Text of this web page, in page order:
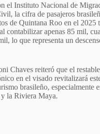
el Instituto Nacional de
la cifra de pasajeros
de Quintana Roo en el 2025
contabilizar apenas 85 mil,
lo que representa un
Chaves reiteró que el
en el visado revitalizará
brasileño, especialmente
la Riviera Maya.